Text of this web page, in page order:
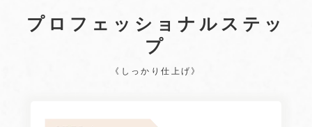
プロフェッショナルステッ
プ
《しっかり仕上げ》